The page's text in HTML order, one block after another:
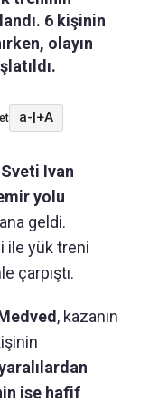
6 kişinin
olayın
a-|+A
Sveti Ivan
yolu
geldi.
ile yük treni
çarpıştı.
, kazanın
ise hafif